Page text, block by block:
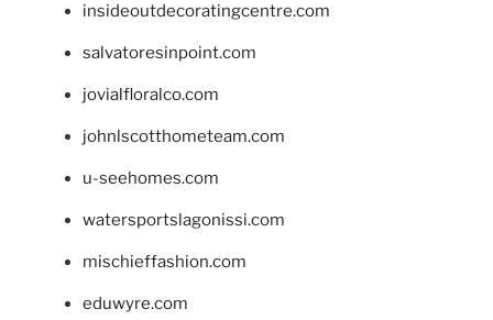
insideoutdecoratingcentre.com
salvatoresinpoint.com
jovialfloralco.com
johnlscotthometeam.com
u-seehomes.com
watersportslagonissi.com
mischieffashion.com
eduwyre.com